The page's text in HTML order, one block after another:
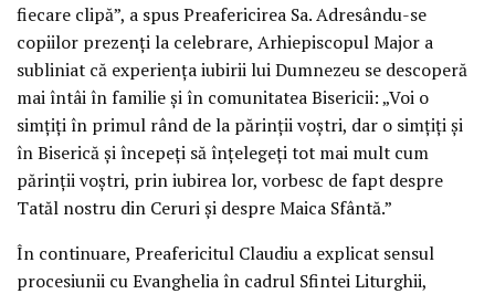
fiecare clipă”, a spus Preafericirea Sa. Adresându-se
copiilor prezenți la celebrare, Arhiepiscopul Major a
subliniat că experiența iubirii lui Dumnezeu se descoperă
mai întâi în familie și în comunitatea Bisericii: „Voi o
simțiți în primul rând de la părinții voștri, dar o simțiți și
în Biserică și începeți să înțelegeți tot mai mult cum
părinții voștri, prin iubirea lor, vorbesc de fapt despre
Tatăl nostru din Ceruri și despre Maica Sfântă.”
În continuare, Preafericitul Claudiu a explicat sensul
procesiunii cu Evanghelia în cadrul Sfintei Liturghii,